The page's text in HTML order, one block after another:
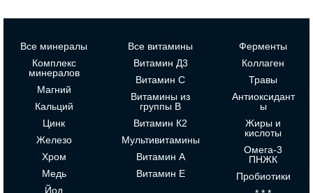
Все минералы
Комплекс
минералов
Магний
Кальций
Цинк
Железо
Хром
Медь
Йод
Все витамины
Витамин Д3
Витамин С
Витамины из
группы В
Витамин К2
Мультивитамины
Витамин А
Витамин Е
Ферменты
Коллаген
Травы
Антиоксидант
ы
Жиры и
кислоты
Омега-3
ПНЖК
Пробиотики